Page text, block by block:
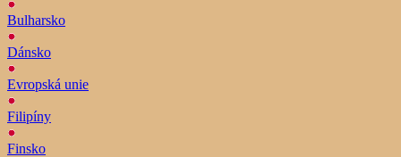
Bulharsko
Dánsko
Evropská unie
Filipíny
Finsko